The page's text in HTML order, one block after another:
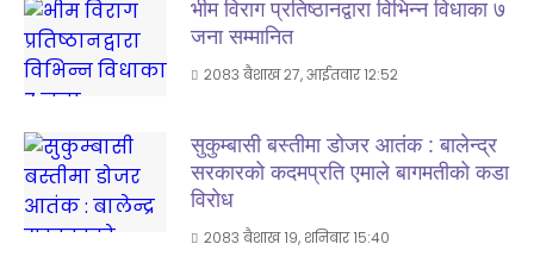
भीम विराग प्रतिष्ठानद्वारा विभिन्न विधाका ७
जना सम्मानित
२०८३ बैशाख २७, आईतवार १२:५२
सुकुम्बासी बस्तीमा डोजर आतंक : बालेन्द्र
सरकारको कदमप्रति एमाले बागमतीको कडा
विरोध
२०८३ बैशाख १९, शनिबार १५:४०